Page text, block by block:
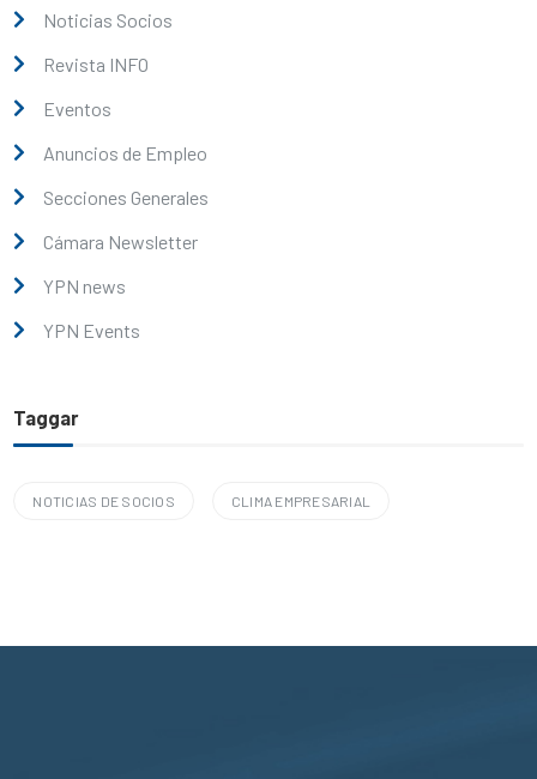
Noticias Socios
Revista INFO
Eventos
Anuncios de Empleo
Secciones Generales
Cámara Newsletter
YPN news
YPN Events
Taggar
NOTICIAS DE SOCIOS CLIMA EMPRESARIAL